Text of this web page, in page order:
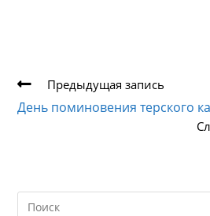
Еще
статьи
Предыдущая запись
День поминовения терского
Search